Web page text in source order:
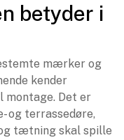
betyder i
mærker og
kender
montage. Det er
og terrassedøre,
tætning skal spille